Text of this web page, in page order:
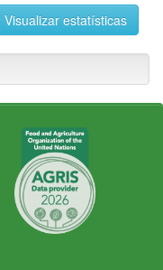
Visualizar estatísticas